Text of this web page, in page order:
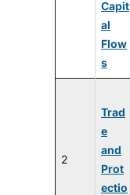
Capit
al
Flow
s
2
Trad
e
and
Prot
ectio